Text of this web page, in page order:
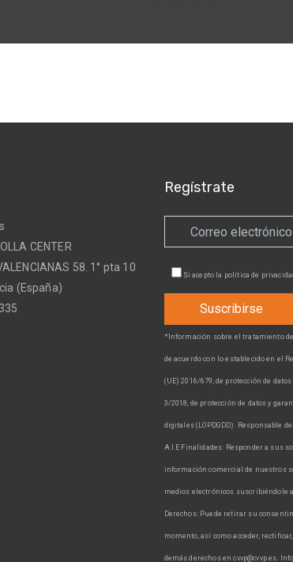
CENTER
58. 1° pta 10
(España)
Regístrate
Si acepto la política de
*Información sobre el tratamiento
de acuerdo con lo establecido en el
(UE) 2016/679, de protección de datos
3/2018, de protección de datos y
digitales (LOPDGDD). Responsable
A.I.E Finalidades: Responder a sus
información comercial de nuestros
medios electrónicos suscribiéndole
Derechos: Puede retirar su
momento, así como acceder,
demás derechos en cvvp@cvvp.es.